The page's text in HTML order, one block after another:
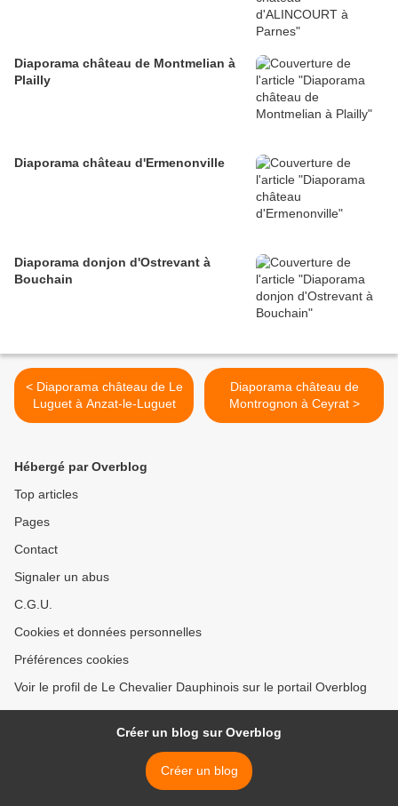
Diaporama château de Montmelian à
Plailly
Diaporama château d'Ermenonville
Diaporama donjon d'Ostrevant à
Bouchain
< Diaporama château de Le
Luguet à Anzat-le-Luguet
Diaporama château de
Montrognon à Ceyrat >
Hébergé par Overblog
Top articles
Pages
Contact
Signaler un abus
C.G.U.
Cookies et données personnelles
Préférences cookies
Voir le profil de Le Chevalier Dauphinois sur le portail Overblog
Créer un blog sur Overblog
Créer un blog